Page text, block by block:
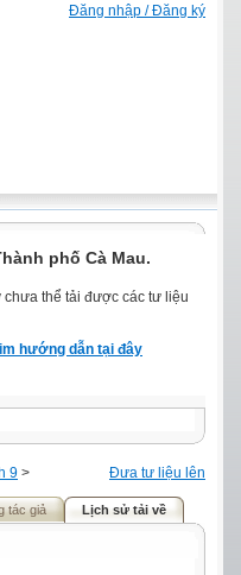
Đăng nhập / Đăng ký
phố Cà Mau.
thể tải được các tư liệu
hướng dẫn tại đây
Đưa tư liệu lên
9 >
tác giả Lịch sử tải về